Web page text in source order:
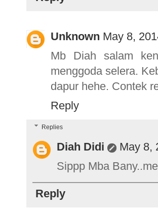
Unknown May 8,
Mb Diah salam
menggoda selera.
dapur hehe. Contek
Reply
Replies
Diah Didi
May 8,
Sippp Mba
Reply